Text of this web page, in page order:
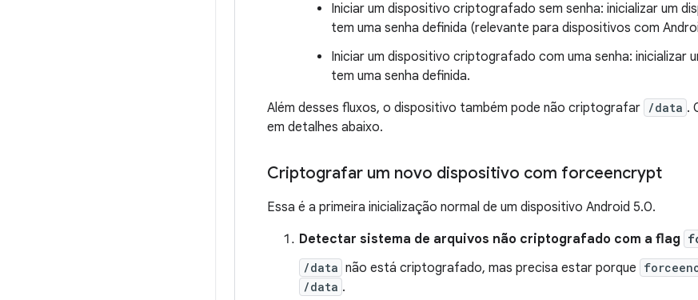
Iniciar um dispositivo criptografado sem senha: inicializar um
tem uma senha definida (relevante para dispositivos com
Iniciar um dispositivo criptografado com uma senha: inicializar
tem uma senha definida.
Além desses fluxos, o dispositivo também pode não criptografar /data .
em detalhes abaixo.
Criptografar um novo dispositivo com forceencrypt
Essa é a primeira inicialização normal de um dispositivo Android 5.0.
Detectar sistema de arquivos não criptografado com a flag
/data não está criptografado, mas precisa estar porque
/data .